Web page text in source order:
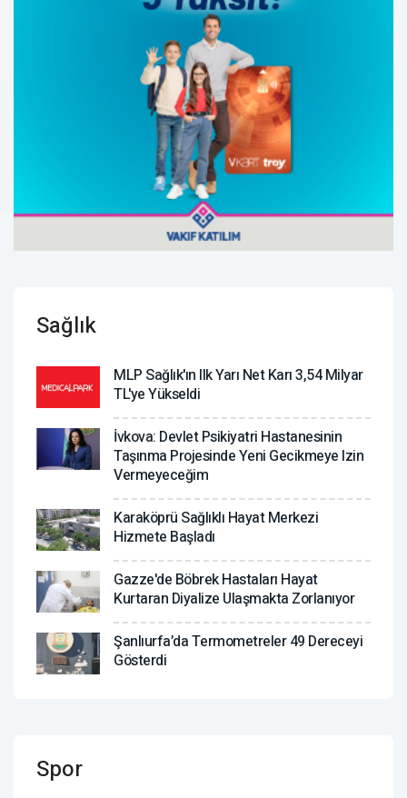
Sağlık
MLP Sağlık'ın Ilk Yarı Net Karı 3,54 Milyar
TL'ye Yükseldi
İvkova: Devlet Psikiyatri Hastanesinin
Taşınma Projesinde Yeni Gecikmeye Izin
Vermeyeceğim
Karaköprü Sağlıklı Hayat Merkezi
Hizmete Başladı
Gazze'de Böbrek Hastaları Hayat
Kurtaran Diyalize Ulaşmakta Zorlanıyor
Şanlıurfa’da Termometreler 49 Dereceyi
Gösterdi
Spor